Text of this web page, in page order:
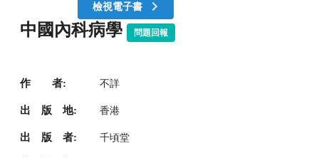
檢視電子書
中國內科病學 問題回報
作 者: 不詳
出 版 地: 香港
出 版 者: 千頃堂